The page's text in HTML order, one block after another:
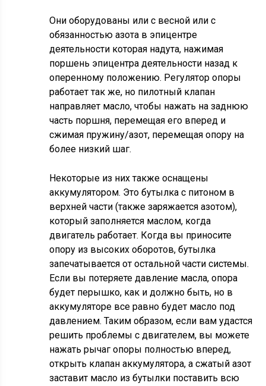
Они оборудованы или с весной или с
обязанностью азота в эпицентре
деятельности которая надута, нажимая
поршень эпицентра деятельности назад к
оперенному положению. Регулятор опоры
работает так же, но пилотный клапан
направляет масло, чтобы нажать на заднюю
часть поршня, перемещая его вперед и
сжимая пружину/азот, перемещая опору на
более низкий шаг.
Некоторые из них также оснащены
аккумулятором. Это бутылка с питоном в
верхней части (также заряжается азотом),
который заполняется маслом, когда
двигатель работает. Когда вы приносите
опору из высоких оборотов, бутылка
запечатывается от остальной части системы.
Если вы потеряете давление масла, опора
будет перышко, как и должно быть, но в
аккумуляторе все равно будет масло под
давлением. Таким образом, если вам удастся
решить проблемы с двигателем, вы можете
нажать рычаг опоры полностью вперед,
открыть клапан аккумулятора, а сжатый азот
заставит масло из бутылки поставить всю